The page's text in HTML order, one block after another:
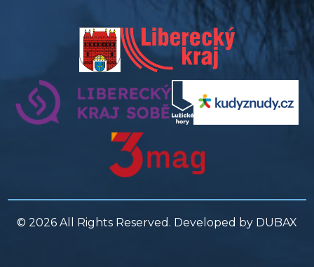
© 2026 All Rights Reserved. Developed by DUBAX